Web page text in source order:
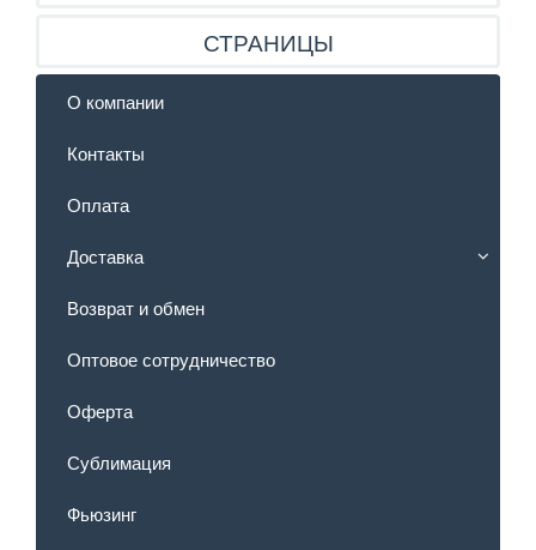
СТРАНИЦЫ
О компании
Контакты
Оплата
Доставка
Возврат и обмен
Оптовое сотрудничество
Оферта
Сублимация
Фьюзинг